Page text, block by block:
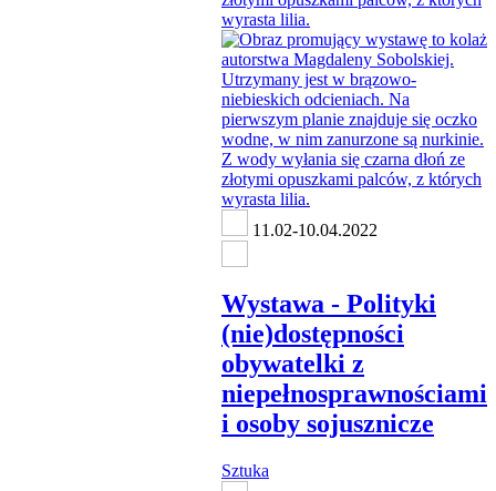
11.02-10.04.2022
Wystawa - Polityki
(nie)dostępności
obywatelki z
niepełnosprawnościami
i osoby sojusznicze
Sztuka